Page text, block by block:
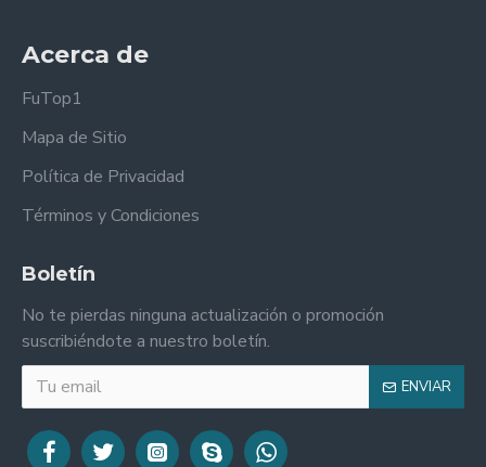
Acerca de
FuTop1
Mapa de Sitio
Política de Privacidad
Términos y Condiciones
Boletín
No te pierdas ninguna actualización o promoción
suscribiéndote a nuestro boletín.
ENVIAR